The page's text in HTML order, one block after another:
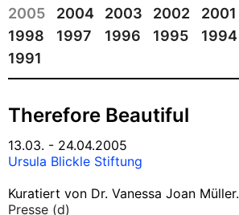
2005
2004 2003 2002 2001
1998
1997 1996 1995 1994
1991
Therefore Beautiful
13.03. - 24.04.2005
Ursula Blickle Stiftung
Kuratiert von Dr. Vanessa Joan Müller.
Presse (d)